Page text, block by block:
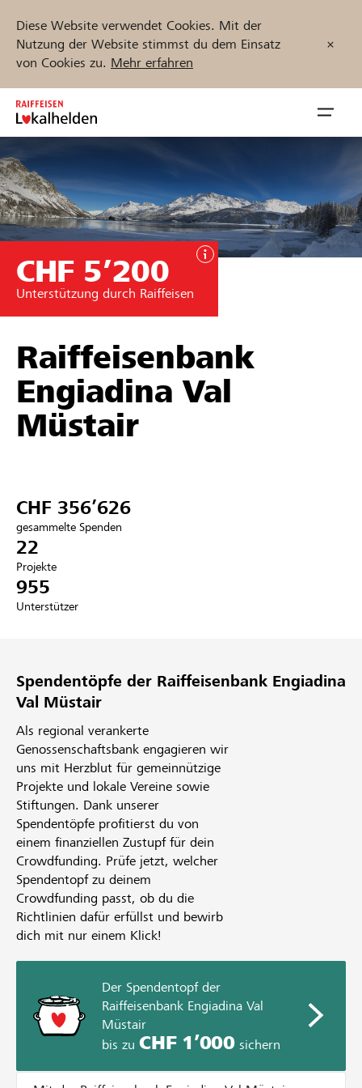
Diese Website verwendet Cookies. Mit der
Nutzung der Website stimmst du dem Einsatz
von Cookies zu. Mehr erfahren
Zum
Inhalt
springen
öffnen
Unterstützen
Hilfe & Support
Partner / Raiffeisenbank
Registrieren
Projekte und Organisationen finden
Jetzt starten
DE
CHF 5’200
Unterstützung durch Raiffeisen
Raiffeisenbank
Engiadina Val
Müstair
CHF 356’626
gesammelte Spenden
22
Projekte
955
Unterstützer
Spendentöpfe der Raiffeisenbank Engiadina
Val Müstair
Als regional verankerte
Genossenschaftsbank engagieren wir
uns mit Herzblut für gemeinnützige
Projekte und lokale Vereine sowie
Stiftungen. Dank unserer
Spendentöpfe profitierst du von
einem finanziellen Zustupf für dein
Crowdfunding. Prüfe jetzt, welcher
Spendentopf zu deinem
Crowdfunding passt, ob du die
Richtlinien dafür erfüllst und bewirb
dich mit nur einem Klick!
Der Spendentopf der
Raiffeisenbank Engiadina Val
Müstair
bis zu CHF 1’000sichern